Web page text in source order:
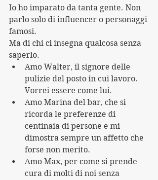
Io ho imparato da tanta gente. Non
parlo solo di influencer o personaggi
famosi.
Ma di chi ci insegna qualcosa senza
saperlo.
Amo Walter, il signore delle
pulizie del posto in cui lavoro.
Vorrei essere come lui.
Amo Marina del bar, che si
ricorda le preferenze di
centinaia di persone e mi
dimostra sempre un affetto che
forse non merito.
Amo Max, per come si prende
cura di molti di noi senza